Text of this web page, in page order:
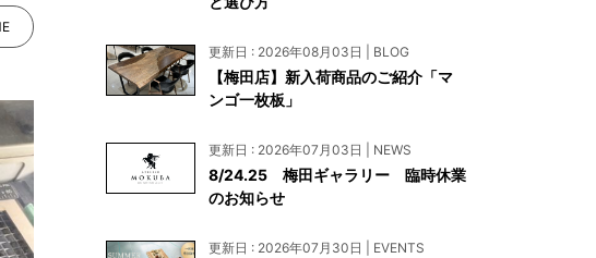
住宅・インテリア）
店舗・オフィス）
ト集
お問い合わせ
資料請求
工務店様・設計会社様向けお問い合わせ
一枚板買い取りに関して
更新日 : 2026年08月03日 | BLOG
【梅田店】新入荷商品のご紹介「マ
ンゴ一枚板」
更新日 : 2026年07月03日 | NEWS
8/24.25 梅田ギャラリー 臨時休業
のお知らせ
更新日 : 2026年07月30日 | EVENTS